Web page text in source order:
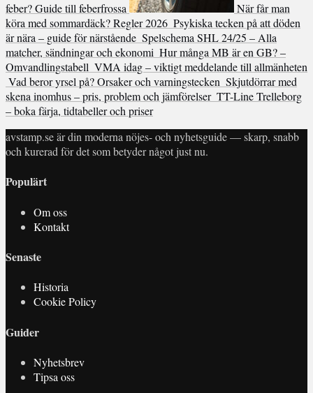
feber? Guide till feberfrossa
När får man
köra med sommardäck? Regler 2026 Psykiska tecken på att döden
är nära – guide för närstående Spelschema SHL 24/25 – Alla
matcher, sändningar och ekonomi Hur många MB är en GB? –
Omvandlingstabell VMA idag – viktigt meddelande till allmänheten
Vad beror yrsel på? Orsaker och varningstecken Skjutdörrar med
skena inomhus – pris, problem och jämförelser TT-Line Trelleborg
– boka färja, tidtabeller och priser
avstamp.se är din moderna nöjes- och nyhetsguide — skarp, snabb
och kurerad för det som betyder något just nu.
Populärt
Om oss
Kontakt
Senaste
Historia
Cookie Policy
Guider
Nyhetsbrev
Tipsa oss